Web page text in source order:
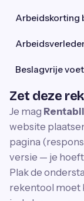
Arbeidskorting
Beslagvrije
Zet deze
Je mag
website
pagina
versie — je
Plak de
rekentool moet